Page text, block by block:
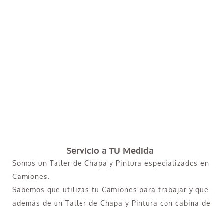
Servicio a TU Medida
Somos un Taller de Chapa y Pintura especializados en
Camiones.
Sabemos que utilizas tu Camiones para trabajar y que
además de un Taller de Chapa y Pintura con cabina de